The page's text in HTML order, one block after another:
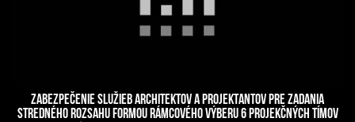
ZABEZPEČENIE SLUŽIEB ARCHITEKTOV A PROJEKTANTOV PRE ZADANIA
STREDNÉHO ROZSAHU FORMOU RÁMCOVÉHO VÝBERU 6 PROJEKČNÝCH TÍMOV